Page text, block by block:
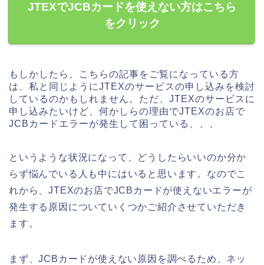
JTEXでJCBカードを使えない方はこちら
をクリック
もしかしたら、こちらの記事をご覧になっている方
は、私と同じようにJTEXのサービスの申し込みを検討
しているのかもしれません。ただ、JTEXのサービスに
申し込みたいけど、何かしらの理由でJTEXのお店で
JCBカードエラーが発生して困っている、、、
というような状況になって、どうしたらいいのか分か
らず悩んでいる人も中にはいると思います。なのでこ
れから、JTEXのお店でJCBカードが使えないエラーが
発生する原因についていくつかご紹介させていただき
ます。
まず、JCBカードが使えない原因を調べるため、ネッ